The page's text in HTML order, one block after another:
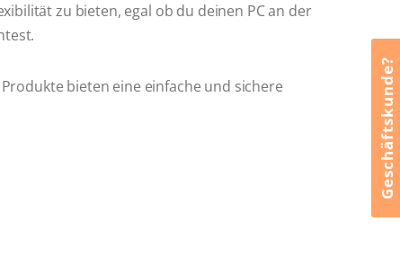
Geschäftskunde?
zu bieten, egal ob du deinen PC an der
bieten eine einfache und sichere